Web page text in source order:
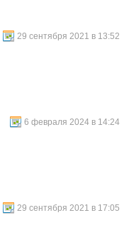
29 сентября 2021 в 13:52
6 февраля 2024 в 14:24
29 сентября 2021 в 17:05